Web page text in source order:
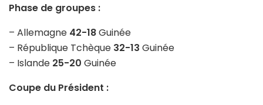
Phase de groupes :
– Allemagne 42-18Guinée
– République Tchèque 32-13 Guinée
– Islande 25-20 Guinée
Coupe du Président :